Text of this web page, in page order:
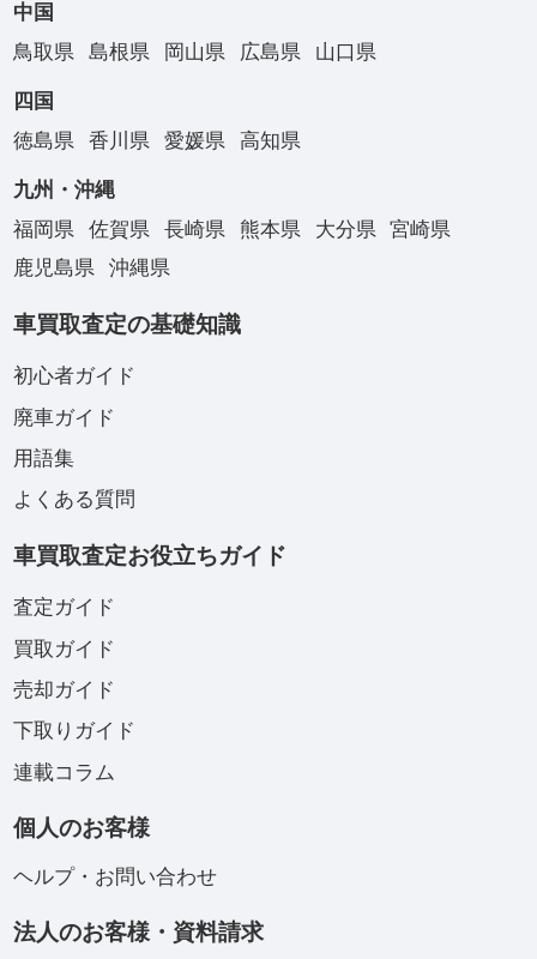
中国
鳥取県
島根県 岡山県 広島県 山口県
四国
徳島県
香川県 愛媛県 高知県
九州・沖縄
福岡県
佐賀県 長崎県 熊本県 大分県
宮崎県
鹿児島県
沖縄県
車買取査定の基礎知識
初心者ガイド
廃車ガイド
用語集
よくある質問
車買取査定お役立ちガイド
査定ガイド
買取ガイド
売却ガイド
下取りガイド
連載コラム
個人のお客様
ヘルプ・お問い合わせ
法人のお客様・資料請求